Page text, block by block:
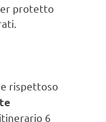
protetto
e rispettoso
6